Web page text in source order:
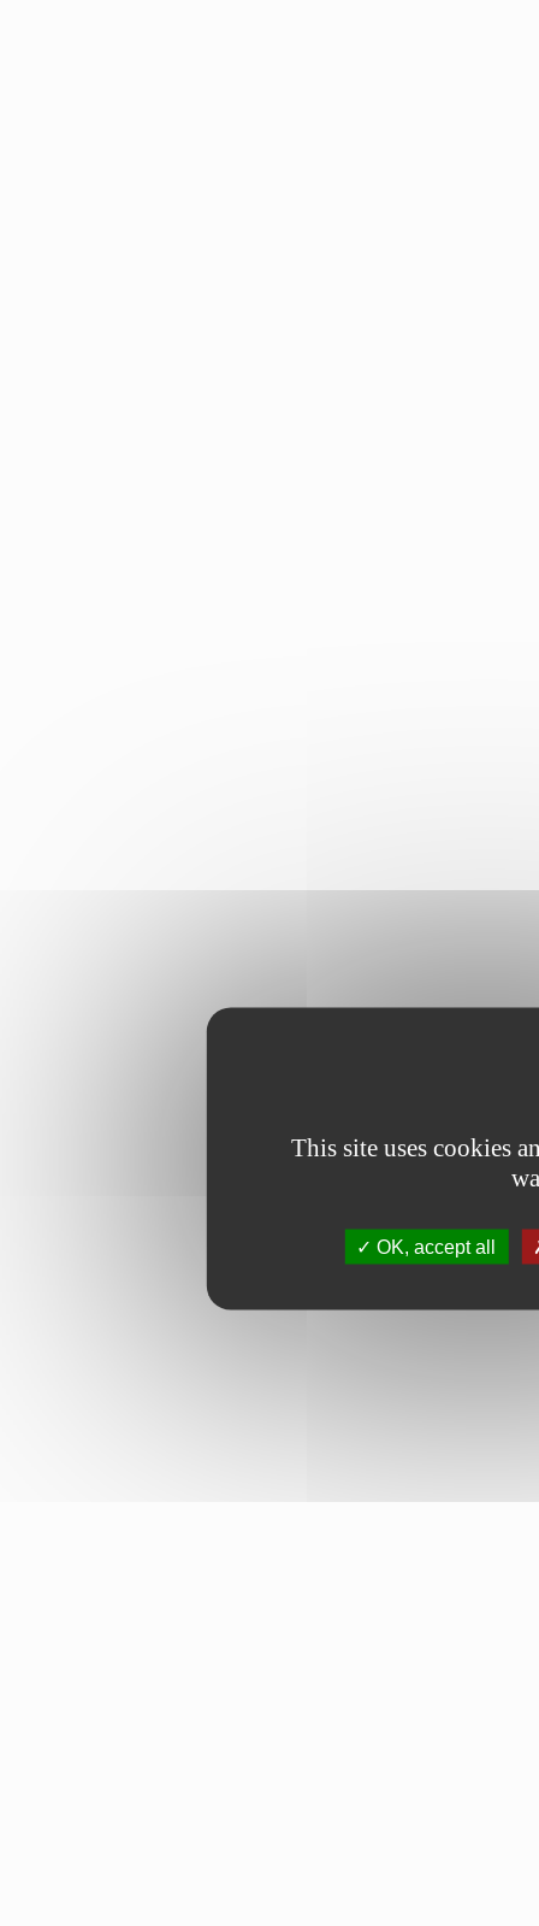
This site uses cookies
OK, accept all